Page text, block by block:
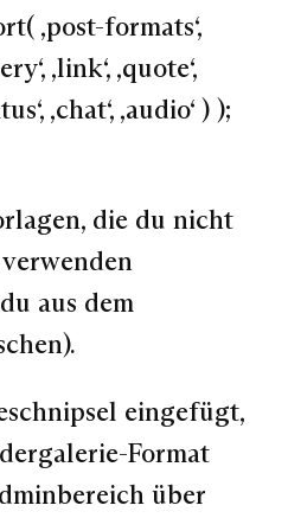
‚post-formats‘,
‚link‘, ‚quote‘,
‚chat‘, ‚audio‘ ) );
die du nicht
aus dem
eingefügt,
Format
über